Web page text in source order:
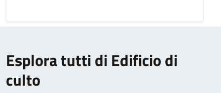
Esplora tutti di Edificio di
culto